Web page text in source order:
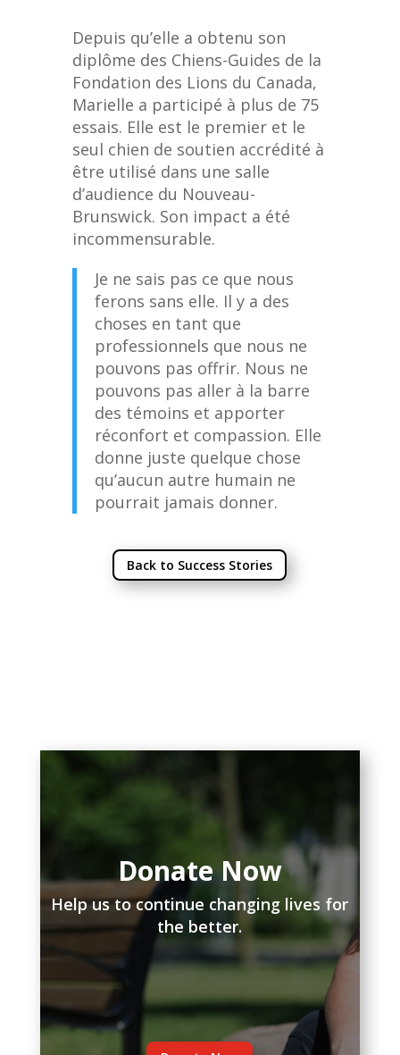
Depuis qu’elle a obtenu son
diplôme des Chiens-Guides de la
Fondation des Lions du Canada,
Marielle a participé à plus de 75
essais. Elle est le premier et le
seul chien de soutien accrédité à
être utilisé dans une salle
d’audience du Nouveau-
Brunswick. Son impact a été
incommensurable.
Je ne sais pas ce que nous
ferons sans elle. Il y a des
choses en tant que
professionnels que nous ne
pouvons pas offrir. Nous ne
pouvons pas aller à la barre
des témoins et apporter
réconfort et compassion. Elle
donne juste quelque chose
qu’aucun autre humain ne
pourrait jamais donner.
Back to Success Stories
Donate Now
Help us to continue changing lives for
the better.